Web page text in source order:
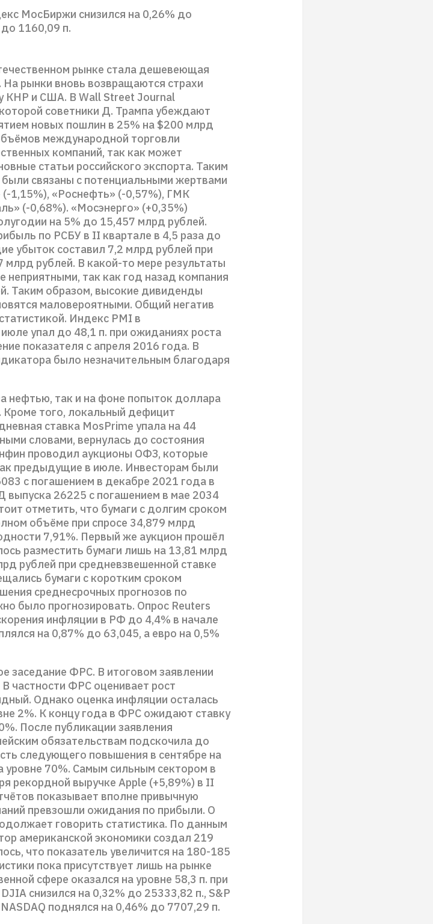
МосБиржи снизился на 0,26% до
1160,09 п.
рынке стала дешевеющая
рынки вновь возвращаются страхи
КНР и США. В Wall Street Journal
советники Д. Трампа убеждают
новых пошлин в 25% на $200 млрд
международной торговли
компаний, так как может
статьи российского экспорта. Таким
связаны с потенциальными жертвами
(-1,15%), «Роснефть» (-0,57%), ГМК
(-0,68%). «Мосэнерго» (+0,35%)
на 5% до 15,457 млрд рублей.
по РСБУ в II квартале в 4,5 раза до
убыток составил 7,2 млрд рублей при
рублей. В какой-то мере результаты
так как год назад компания
Таким образом, высокие дивиденды
маловероятными. Общий негатив
Индекс PMI в
упал до 48,1 п. при ожиданиях роста
показателя с апреля 2016 года. В
было незначительным благодаря
нефтью, так и на фоне попыток доллара
Кроме того, локальный дефицит
ставка MosPrime упала на 44
словами, вернулась до состояния
проводил аукционы ОФЗ, которые
предыдущие в июле. Инвесторам были
с погашением в декабре 2021 года в
26225 с погашением в мае 2034
отметить, что бумаги с долгим сроком
объёме при спросе 34,879 млрд
7,91%. Первый же аукцион прошёл
разместить бумаги лишь на 13,81 млрд
рублей при средневзвешенной ставке
бумаги с коротким сроком
среднесрочных прогнозов по
было прогнозировать. Опрос Reuters
инфляции в РФ до 4,4% в начале
на 0,87% до 63,045, а евро на 0,5%
заседание ФРС. В итоговом заявлении
частности ФРС оценивает рост
Однако оценка инфляции осталась
2%. К концу года в ФРС ожидают ставку
После публикации заявления
обязательствам подскочила до
следующего повышения в сентябре на
уровне 70%. Самым сильным сектором в
рекордной выручке Apple (+5,89%) в II
показывает вполне привычную
превзошли ожидания по прибыли. О
говорить статистика. По данным
американской экономики создал 219
что показатель увеличится на 180-185
пока присутствует лишь на рынке
сфере оказался на уровне 58,3 п. при
снизился на 0,32% до 25333,82 п., S&P
поднялся на 0,46% до 7707,29 п.